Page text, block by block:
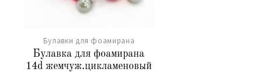
Булавки для фоамирана
Булавка для фоамирана
14d жемчуж.цикламеновый